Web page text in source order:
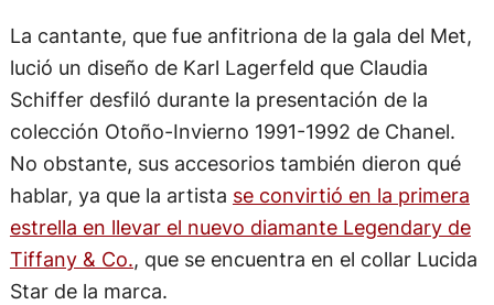
La cantante, que fue anfitriona de la gala del Met,
lució un diseño de Karl Lagerfeld que Claudia
Schiffer desfiló durante la presentación de la
colección Otoño-Invierno 1991-1992 de Chanel.
No obstante, sus accesorios también dieron qué
hablar, ya que la artista se convirtió en la primera
estrella en llevar el nuevo diamante Legendary de
Tiffany & Co., que se encuentra en el collar Lucida
Star de la marca.